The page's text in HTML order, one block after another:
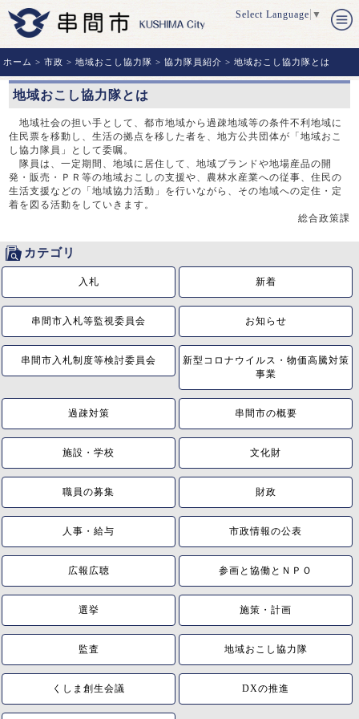
Select Language ▼
ホーム >市政 >地域おこし協力隊 >協力隊員紹介 > 地域おこし協力隊とは
地域おこし協力隊とは
地域社会の担い手として、都市地域から過疎地域等の条件不利地域に
住⺠票を移動し、⽣活の拠点を移した者を、地⽅公共団体が「地域おこ
し協⼒隊員」として委嘱。
隊員は、⼀定期間、地域に居住して、地域ブランドや地場産品の開
発・販売・ＰＲ等の地域おこしの⽀援や、農林⽔産業への従事、住⺠の
⽣活⽀援などの「地域協⼒活動」を⾏いながら、その地域への定住・定
着を図る活動をしていきます。
総合政策課
カテゴリ
入札 新着
串間市入札等監視委員会 お知らせ
串間市入札制度等検討委員会
新型コロナウイルス・物価高騰対策
事業
過疎対策 串間市の概要
施設・学校 文化財
職員の募集 財政
人事・給与 市政情報の公表
広報広聴 参画と協働とＮＰＯ
選挙 施策・計画
監査 地域おこし協力隊
くしま創生会議 DXの推進